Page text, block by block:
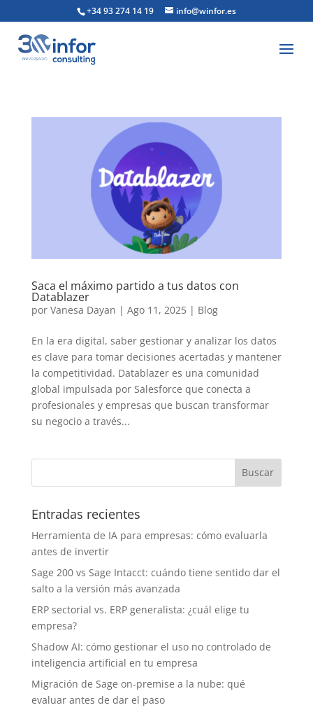
+34 93 274 14 19 info@winfor.es
Saca el máximo partido a tus datos con
Datablazer
por Vanesa Dayan | Ago 11, 2025| Blog
En la era digital, saber gestionar y analizar los datos
es clave para tomar decisiones acertadas y mantener
la competitividad. Datablazer es una comunidad
global impulsada por Salesforce que conecta a
profesionales y empresas que buscan transformar
su negocio a través...
Entradas recientes
Herramienta de IA para empresas: cómo evaluarla
antes de invertir
Sage 200 vs Sage Intacct: cuándo tiene sentido dar el
salto a la versión más avanzada
ERP sectorial vs. ERP generalista: ¿cuál elige tu
empresa?
Shadow AI: cómo gestionar el uso no controlado de
inteligencia artificial en tu empresa
Migración de Sage on-premise a la nube: qué
evaluar antes de dar el paso